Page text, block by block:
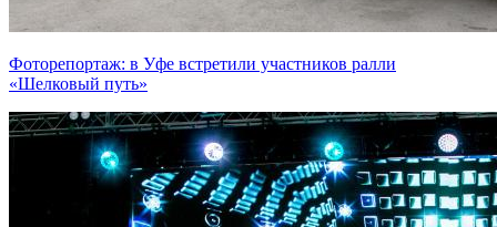
Фоторепортаж: в Уфе встретили участников ралли
«Шелковый путь»